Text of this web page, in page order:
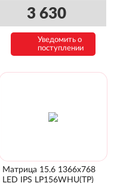
3 630
Уведомить о
поступлении
Матрица 15.6 1366x768
LED IPS LP156WHU(TP)